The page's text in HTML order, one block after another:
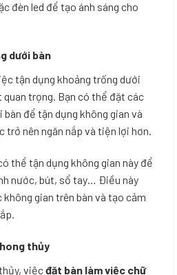
đèn led để tạo ánh sáng cho
dưới bàn
tận dụng khoảng trống dưới
quan trọng. Bạn có thể đặt các
để tận dụng không gian và
trở nên ngăn nắp và tiện lợi hơn.
thể tận dụng không gian này để
nước, bút, sổ tay… Điều này
gian trên bàn và tạo cảm
thủy
việcđặt bàn làm việc chữ